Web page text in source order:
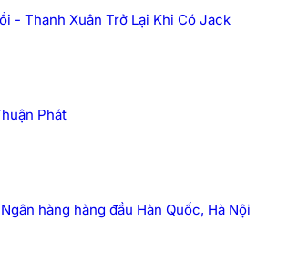
- Thanh Xuân Trở Lại Khi Có Jack
Phát
hàng hàng đầu Hàn Quốc, Hà Nội